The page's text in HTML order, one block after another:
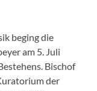
beging die
am 5. Juli
Bischof
der